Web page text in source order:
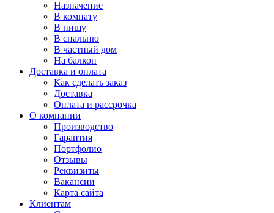
Назначение
В комнату
В нишу
В спальню
В частный дом
На балкон
Доставка и оплата
Как сделать заказ
Доставка
Оплата и рассрочка
О компании
Производство
Гарантия
Портфолио
Отзывы
Реквизиты
Вакансии
Карта сайта
Клиентам